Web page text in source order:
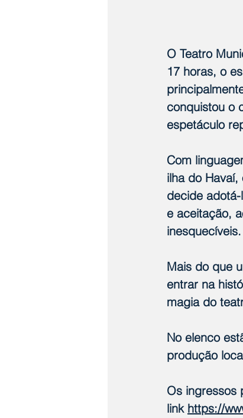
O Teatro
17 horas, o
conquistou o
espetáculo
Com
ilha do
decide
e aceitação,
inesquecíveis.
Mais do que
entrar na
magia do
No elenco
produção
Os ingressos
link https://